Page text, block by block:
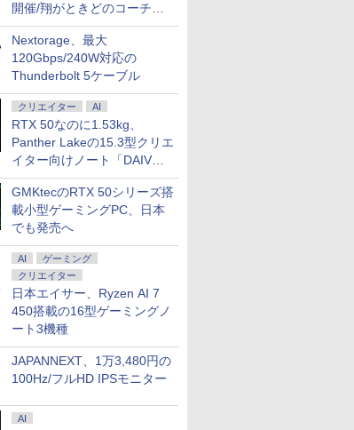
開催/翔がときどのコーチ就
任など」
Nextorage、最大
120Gbps/240W対応の
Thunderbolt 5ケーブル
クリエイター AI
RTX 50なのに1.53kg、
Panther Lakeの15.3型クリエ
イター向けノート「DAIV
Z5」
GMKtecのRTX 50シリーズ搭
載小型ゲーミングPC、日本
でも発売へ
AI
ゲーミング
クリエイター
日本エイサー、Ryzen AI 7
450搭載の16型ゲーミングノ
ート3機種
JAPANNEXT、1万3,480円の
100Hz/フルHD IPSモニター
AI